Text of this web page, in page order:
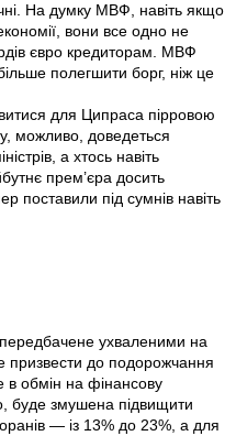
На думку МВФ, навіть якщо
вони все одно не
євро кредиторам. МВФ
полегшити борг, ніж це
для Ципраса пірровою
можливо, доведеться
а хтось навіть
прем’єра досить
поставили під сумнів навіть
ухваленими на
призвести до подорожчання
в обмін на фінансову
буде змушена підвищити
— із 13% до 23%, а для